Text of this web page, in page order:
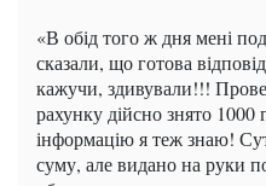
«В обід того ж дня мені
сказали, що готова
кажучи, здивували!!!
рахунку дійсно знято 1000
інформацію я теж знаю!
суму, але видано на руки